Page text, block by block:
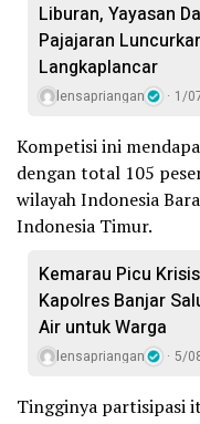
Liburan, Yayasan
Pajajaran
Langkaplancar
lensapriangan 1/
Kompetisi ini
dengan total 105
wilayah Indonesia
Indonesia Timur.
Kemarau Picu
Kapolres Banjar
Air untuk Warga
lensapriangan 5/
Tingginya partisipasi